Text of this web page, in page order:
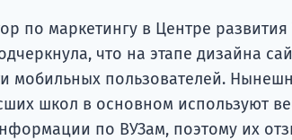
по маркетингу в Центре развития
что на этапе дизайна
мобильных пользователей.
школ в основном используют
по ВУЗам, поэтому их